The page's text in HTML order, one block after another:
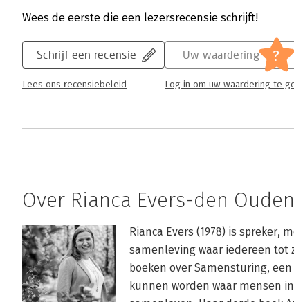
Wees de eerste die een lezersrecensie schrijft!
Schrijf een recensie
Lees ons recensiebeleid
Uw waardering ?
Log in om uw waardering te
Over Rianca Evers-den Ouden
Rianca Evers (1978) is spreker,
samenleving waar iedereen tot
boeken over Samensturing,
kunnen worden waar mensen